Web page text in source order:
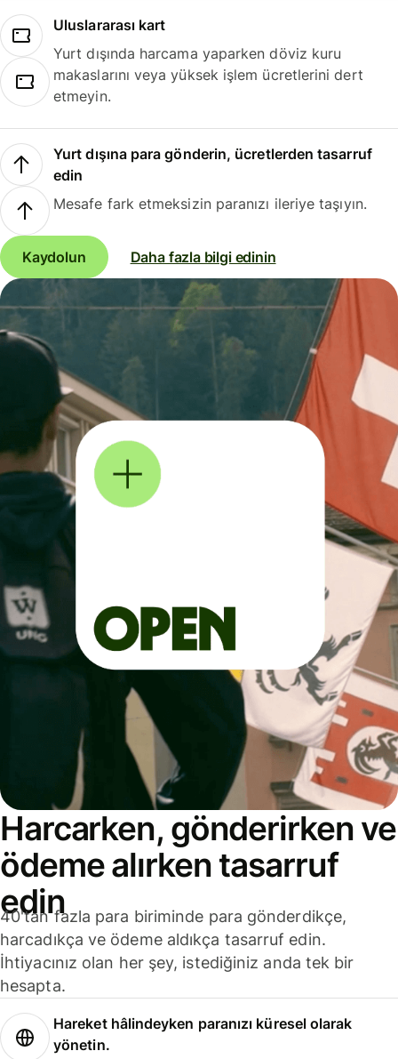
Uluslararası kart
Yurt dışında harcama yaparken döviz kuru
makaslarını veya yüksek işlem ücretlerini dert
etmeyin.
Yurt dışına para gönderin, ücretlerden tasarruf
edin
Mesafe fark etmeksizin paranızı ileriye taşıyın.
Kaydolun Daha fazla bilgi edinin
Harcarken, gönderirken ve
ödeme alırken tasarruf
edin
40'tan fazla para biriminde para gönderdikçe,
harcadıkça ve ödeme aldıkça tasarruf edin.
İhtiyacınız olan her şey, istediğiniz anda tek bir
hesapta.
Hareket hâlindeyken paranızı küresel olarak
yönetin.